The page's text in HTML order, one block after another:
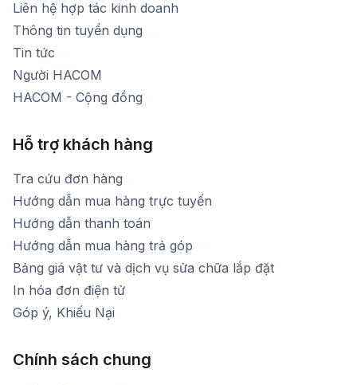
Thời gian mở cửa: Từ 8h30-20h hàng ngày
Liên hệ hợp tác kinh doanh
Thông tin tuyển dụng
Tin tức
Người HACOM
HACOM - Cộng đồng
Hỗ trợ khách hàng
Tra cứu đơn hàng
Hướng dẫn mua hàng trực tuyến
Hướng dẫn thanh toán
Hướng dẫn mua hàng trả góp
Bảng giá vật tư và dịch vụ sửa chữa lắp đặt
In hóa đơn điện tử
Góp ý, Khiếu Nại
Chính sách chung